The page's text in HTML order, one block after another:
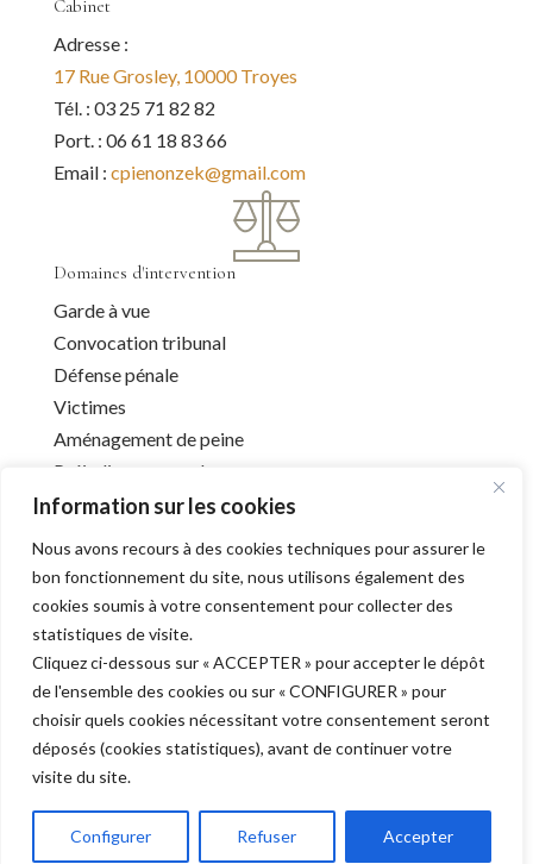
Information sur les cookies
Nous avons recours à des cookies techniques pour assurer le
bon fonctionnement du site, nous utilisons également des
cookies soumis à votre consentement pour collecter des
statistiques de visite.
Cliquez ci-dessous sur « ACCEPTER » pour accepter le dépôt
de l'ensemble des cookies ou sur « CONFIGURER » pour
choisir quels cookies nécessitant votre consentement seront
déposés (cookies statistiques), avant de continuer votre
visite du site.
Configurer Refuser Accepter
Cabinet
Adresse :
17 Rue Grosley, 10000 Troyes
Tél. : 03 25 71 82 82
Port. : 06 61 18 83 66
Email : cpienonzek@gmail.com
Domaines d'intervention
Garde à vue
Convocation tribunal
Défense pénale
Victimes
Aménagement de peine
Préjudice corporel
Infos utiles
Liens utiles
Mentions légales
Déontologie
Derniers articles